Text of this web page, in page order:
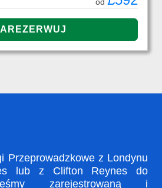
od
Przeprowadzkowe z Londynu
lub z Clifton Reynes do
zarejestrowaną i